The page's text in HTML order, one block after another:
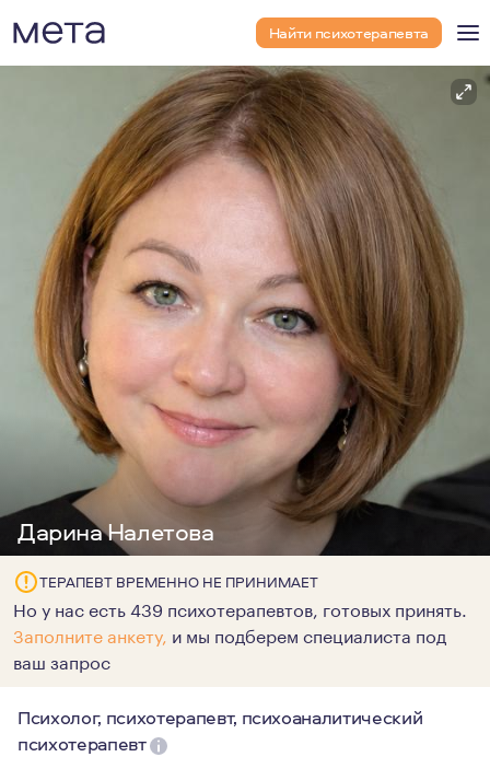
Найти психотерапевта
Дарина Налетова
ТЕРАПЕВТ ВРЕМЕННО НЕ ПРИНИМАЕТ
Но у нас есть 439 психотерапевтов, готовых принять.
Заполните анкету, и мы подберем специалиста под
ваш запрос
Психолог, психотерапевт, психоаналитический
психотерапевт